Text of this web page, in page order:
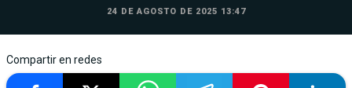
24 DE AGOSTO DE 2025 13:47
Compartir en redes